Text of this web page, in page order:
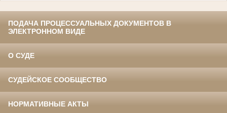
ПОДАЧА ПРОЦЕССУАЛЬНЫХ ДОКУМЕНТОВ В
ЭЛЕКТРОННОМ ВИДЕ
О СУДЕ
СУДЕЙСКОЕ СООБЩЕСТВО
НОРМАТИВНЫЕ АКТЫ